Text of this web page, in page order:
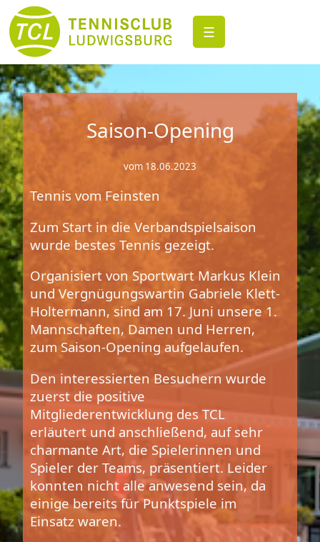
☰
Saison-Opening
vom 18.06.2023
Tennis vom Feinsten
Zum Start in die Verbandspielsaison
wurde bestes Tennis gezeigt.
Organisiert von Sportwart Markus Klein
und Vergnügungswartin Gabriele Klett-
Holtermann, sind am 17. Juni unsere 1.
Mannschaften, Damen und Herren,
zum Saison-Opening aufgelaufen.
Den interessierten Besuchern wurde
zuerst die positive
Mitgliederentwicklung des TCL
erläutert und anschließend, auf sehr
charmante Art, die Spielerinnen und
Spieler der Teams, präsentiert. Leider
konnten nicht alle anwesend sein, da
einige bereits für Punktspiele im
Einsatz waren.